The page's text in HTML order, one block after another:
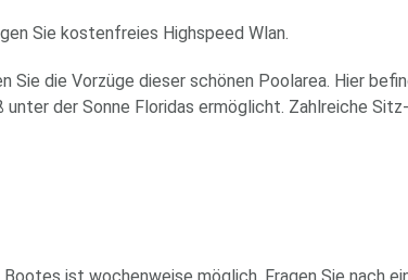
Sie kostenfreies Highspeed Wlan.
Sie die Vorzüge dieser schönen Poolarea. Hier
der Sonne Floridas ermöglicht. Zahlreiche